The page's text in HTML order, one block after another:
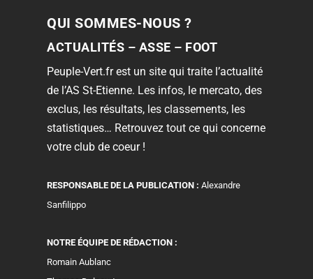
QUI SOMMES-NOUS ?
ACTUALITÉS – ASSE – FOOT
Peuple-Vert.fr est un site qui traite l’actualité
de l’AS St-Etienne. Les infos, le mercato, des
exclus, les résultats, les classements, les
statistiques… Retrouvez tout ce qui concerne
votre club de coeur !
RESPONSABLE DE LA PUBLICATION : Alexandre
Sanfilippo
NOTRE ÉQUIPE DE RÉDACTION :
Romain Aublanc